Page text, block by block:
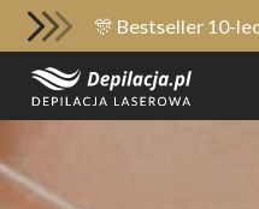
🎊 Bestseller 10-